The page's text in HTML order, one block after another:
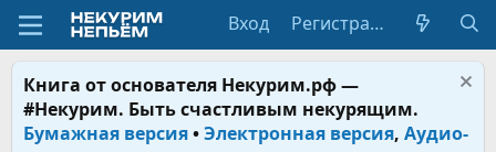
Вход Регистрация
Книга от основателя Некурим.рф —
#Некурим. Быть счастливым некурящим.
Бумажная версия•Электронная версия, Аудио-